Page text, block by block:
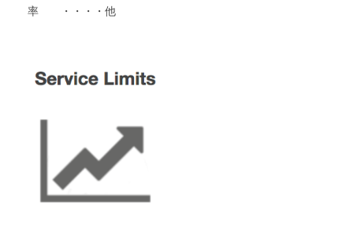
率 ・・・・他